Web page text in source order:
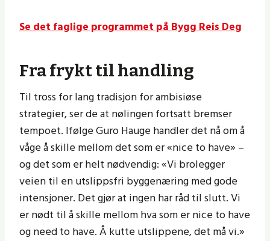
Se det faglige programmet på Bygg Reis Deg
Fra frykt til handling
Til tross for lang tradisjon for ambisiøse
strategier, ser de at nølingen fortsatt bremser
tempoet. Ifølge Guro Hauge handler det nå om å
våge å skille mellom det som er «nice to have» –
og det som er helt nødvendig: «Vi brolegger
veien til en utslippsfri byggenæring med gode
intensjoner. Det gjør at ingen har råd til slutt. Vi
er nødt til å skille mellom hva som er nice to have
og need to have. Å kutte utslippene, det må vi.»